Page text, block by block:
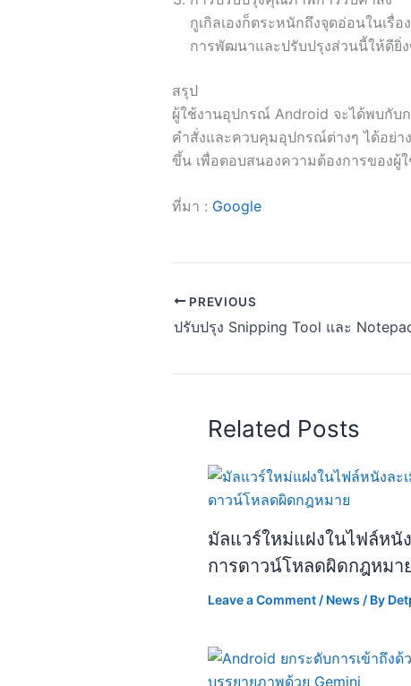
กูเกิลเองก็ตระหนักถึงจุดอ่อนในเรื่
การพัฒนาและปรับปรุงส่วนนี้ให้ดียิ่
สรุป
ผู้ใช้งานอุปกรณ์ Android จะได้พบกับ
คำสั่งและควบคุมอุปกรณ์ต่างๆ ได้อย่า
ขึ้น เพื่อตอบสนองความต้องการของผู้
ที่มา : Google
PREVIOUS
Related Posts
มัลแวร์ใหม่แฝงในไฟล์หนั
การดาวน์โหลดผิดกฎหมา
Leave a Comment / News / By